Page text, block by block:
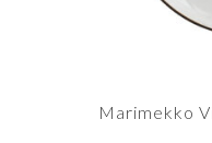
Marimekko